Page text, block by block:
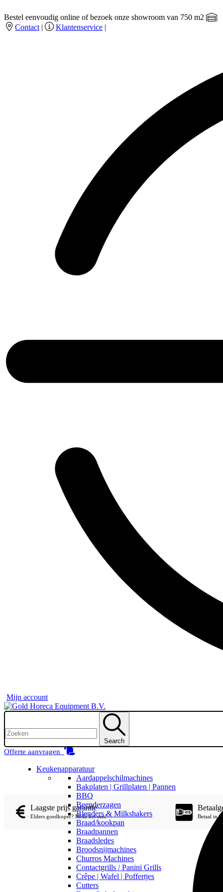
Bestel eenvoudig online of bezoek onze showroom van 750 m2
Contact | Klantenservice |
Mijn account
Search
Offerte aanvragen
Keukenapparatuur
Aardappelschilmachines
Bakplaten | Grillplaten | Pannen
BBQ
Beenderzagen
Blenders & Milkshakers
Braad/kookpan
Braadpannen
Braadsledes
Broodsnijmachines
Churros Machines
Contactgrills / Panini Grills
Crêpe | Wafel | Poffertjes
Cutters
Laagste prijs garantie
Elders goedkoper? Meld het ons! Betaal in 3